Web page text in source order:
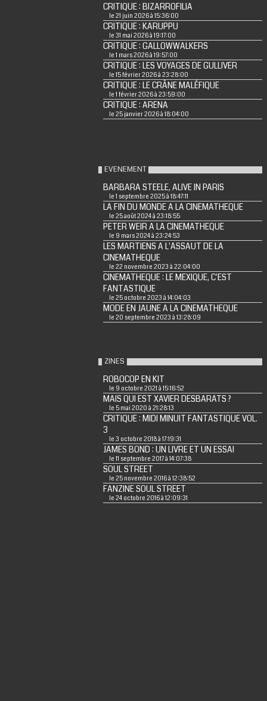
CRITIQUE : BIZARROFILIA
le 21 juin 2026 à 15:36:00
CRITIQUE : KARUPPU
le 31 mai 2026 à 19:17:00
CRITIQUE : GALLOWWALKERS
le 1 mars 2026 à 19:57:00
CRITIQUE : LES VOYAGES DE GULLIVER
le 15 février 2026 à 23:28:00
CRITIQUE : LE CRÂNE MALÉFIQUE
le 1 février 2026 à 23:59:00
CRITIQUE : ARENA
le 25 janvier 2026 à 18:04:00
EVENEMENT
BARBARA STEELE, ALIVE IN PARIS
le 1 septembre 2025 à 18:47:11
LA FIN DU MONDE A LA CINEMATHEQUE
le 25 août 2024 à 23:18:55
PETER WEIR A LA CINEMATHEQUE
le 9 mars 2024 à 23:24:53
LES MARTIENS A L'ASSAUT DE LA
CINEMATHEQUE
le 22 novembre 2023 à 22:04:00
CINEMATHEQUE : LE MEXIQUE, C'EST
FANTASTIQUE
le 25 octobre 2023 à 14:04:03
MODE EN JAUNE A LA CINEMATHEQUE
le 20 septembre 2023 à 13:28:09
ZINES
ROBOCOP EN KIT
le 9 octobre 2021 à 15:16:52
MAIS QUI EST XAVIER DESBARATS ?
le 5 mai 2020 à 21:28:13
CRITIQUE : MIDI MINUIT FANTASTIQUE VOL.
3
le 3 octobre 2018 à 17:19:31
JAMES BOND : UN LIVRE ET UN ESSAI
le 11 septembre 2017 à 14:07:38
SOUL STREET
le 25 novembre 2016 à 12:38:52
FANZINE SOUL STREET
le 24 octobre 2016 à 12:09:31